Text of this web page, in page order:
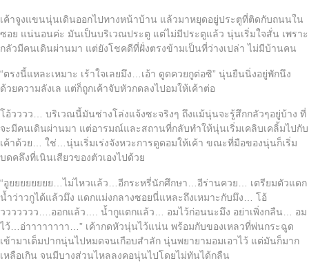
เค้าจูงแขนนุ่นเดินออกไปทางหน้าบ้าน แล้วมาหยุดอยู่ประตูที่ติดกับถนนใน
ซอย แน่นอนค่ะ มันเป็นบริเวณประตู แต่ไม่มีประตูแล้ว นุ่นเริ่มใจสั่น เพราะ
กลัวมีคนเดินผ่านมา แต่ยังโชคดีที่ฝั่งตรงข้ามเป็นที่ว่างเปล่า ไม่มีบ้านคน
“ตรงนี้แหละเหมาะ เร้าใจเลยมึง…เอ้า ดูดควยกูต่อซิ” นุ่นยืนนิ่งอยู่พักนึง
ด้วยความลังเล แต่ก็ถูกเค้าจับหัวกดลงไปอมให้เค้าต่อ
โอ้วววว… บริเวณนี้มันช่างโล่งแจ้งซะจริงๆ ถึงแม้นุ่นจะรู้สึกกลัวๆอยู่บ้าง ที่
จะมีคนเดินผ่านมา แต่อารมณ์และสถานที่กลับทำให้นุ่นเริ่มเคลิบเคลิ้มไปกับ
เค้าด้วย… ใช่…นุ่นเริ่มเร่งจังหวะการดูดอมให้เค้า ขณะที่มือของนุ่นก็เริ่ม
บดคลึงที่เนินเสียวของตัวเองไปด้วย
“อูยยยยยยยย…ไม่ไหวแล้ว…อีกระหรี่นักศึกษา…อีร่านควย… เตรียมตัวแดก
น้ำว่าวกูได้แล้วมึง แดกแม่งกลางซอยนี่แหละถึงเหมาะกับมึง… โอ้
ววววววว….ออกแล้ว…. น้ำกูแตกแล้ว… อมไว้ก่อนนะมึง อย่าเพิ่งกลืน… อม
ไว้…อ่าาาาาาาา…” เค้ากดหัวนุ่นไว้แน่น พร้อมกับของเหลวที่พ่นกระฉูด
เข้ามาเต็มปากนุ่นไปหมดจนเกือบสำลัก นุ่นพยายามอมเอาไว้ แต่มันก็มาก
เหลือเกิน จนมีบางส่วนไหลลงคอนุ่นไปโดยไม่ทันได้กลืน